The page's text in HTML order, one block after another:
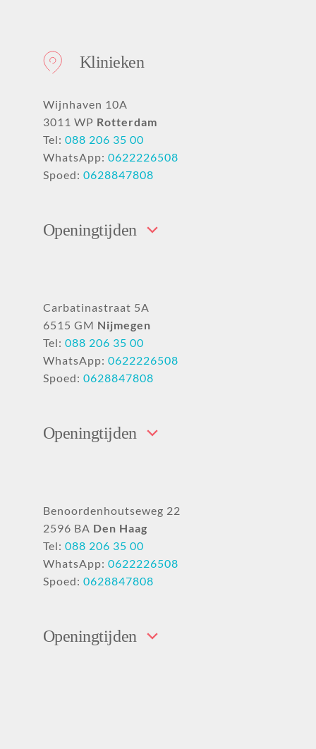
Klinieken
Wijnhaven 10A
3011 WP Rotterdam
Tel: 088 206 35 00
WhatsApp: 0622226508
Spoed: 0628847808
Openingtijden
Carbatinastraat 5A
6515 GM Nijmegen
Tel: 088 206 35 00
WhatsApp: 0622226508
Spoed: 0628847808
Openingtijden
Benoordenhoutseweg 22
2596 BA Den Haag
Tel: 088 206 35 00
WhatsApp: 0622226508
Spoed: 0628847808
Openingtijden